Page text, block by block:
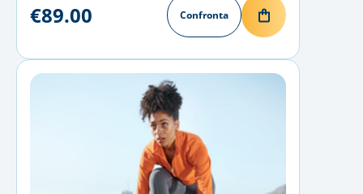
€89.00 Confronta